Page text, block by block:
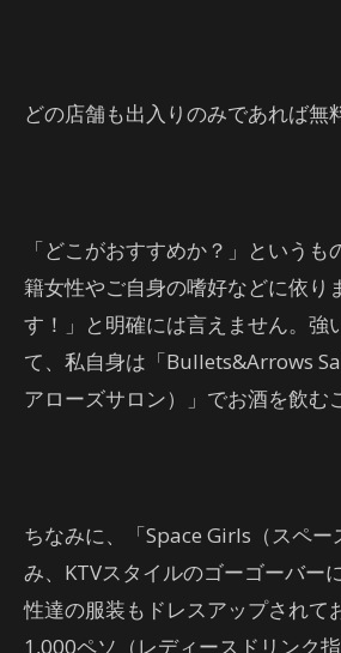
どの店舗も出入りのみであれば無
「どこがおすすめか？」という
籍女性やご自身の嗜好などに依り
す！」と明確には言えません。強
て、私自身は「Bullets&Arrows
アローズサロン）」でお酒を飲む
ちなみに、「Space Girls（スペ
み、KTVスタイルのゴーゴーバー
性達の服装もドレスアップされて
1,000ペソ（レディースドリンク